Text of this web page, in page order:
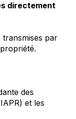
directement
par
des
et les